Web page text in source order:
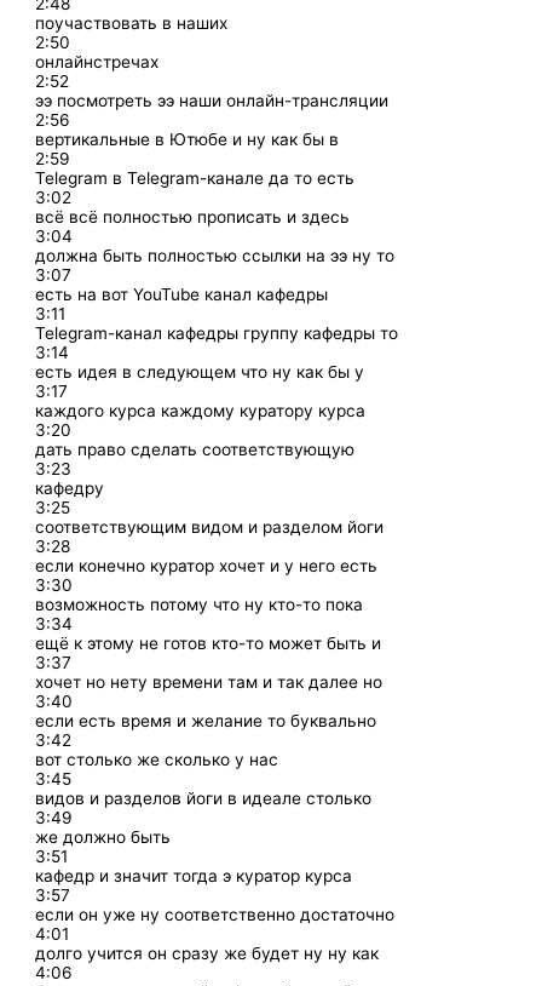
поучаствовать в наших
2:50
онлайнстречах
2:52
ээ посмотреть ээ наши онлайн-трансляции
2:56
вертикальные в Ютюбе и ну как бы в
2:59
Telegram в Telegram-канале да то есть
3:02
всё всё полностью прописать и здесь
3:04
должна быть полностью ссылки на ээ ну то
3:07
есть на вот YouTube канал кафедры
3:11
Telegram-канал кафедры группу кафедры то
3:14
есть идея в следующем что ну как бы у
3:17
каждого курса каждому куратору курса
3:20
дать право сделать соответствующую
3:23
кафедру
3:25
соответствующим видом и разделом йоги
3:28
если конечно куратор хочет и у него есть
3:30
возможность потому что ну кто-то пока
3:34
ещё к этому не готов кто-то может быть и
3:37
хочет но нету времени там и так далее но
3:40
если есть время и желание то буквально
3:42
вот столько же сколько у нас
3:45
видов и разделов йоги в идеале столько
3:49
же должно быть
3:51
кафедр и значит тогда э куратор курса
3:57
если он уже ну соответственно достаточно
4:01
долго учится он сразу же будет ну ну как
4:06